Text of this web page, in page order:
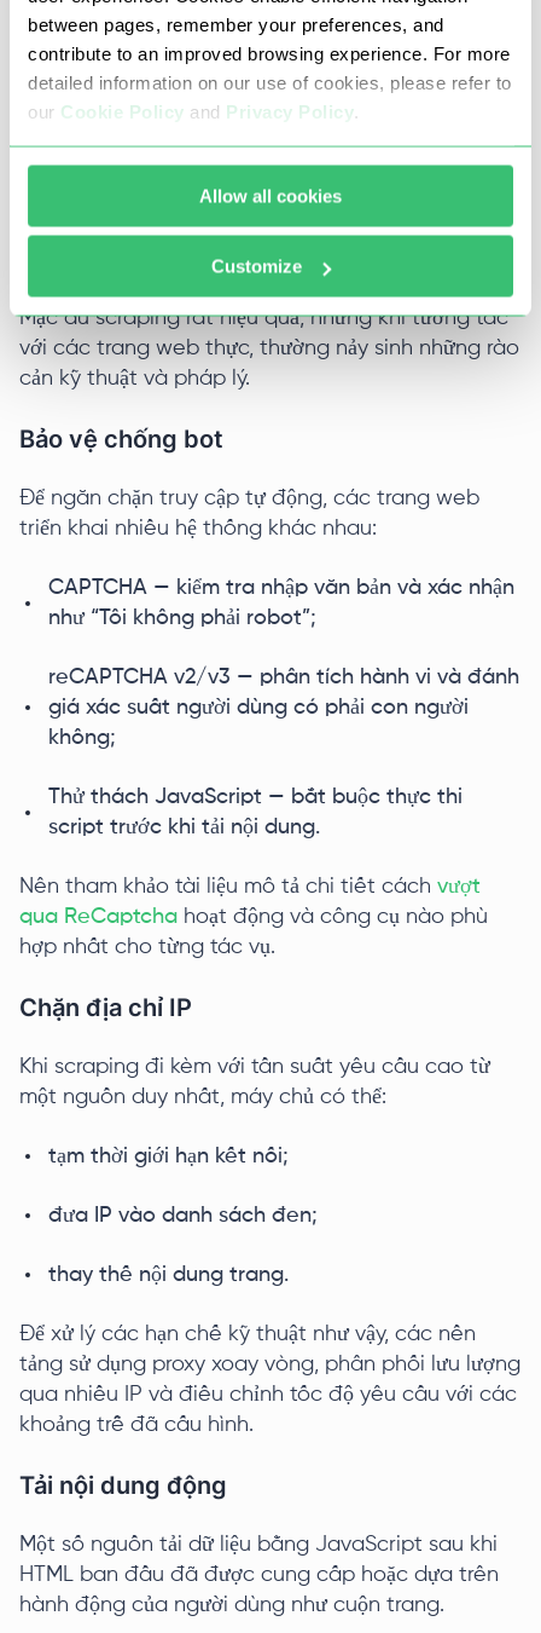
between pages, remember your preferences, and
contribute to an improved browsing experience. For more
detailed information on our use of cookies, please refer to
our Cookie Policy and Privacy Policy.
Allow all cookies
Customize
DOM (Document Object Model) là cấu trúc của
một trang web được hình thành bởi trình duyệt từ
mã HTML. Nó biểu thị một cây trong đó mỗi phần
biệt có thể được thao tác bằng lập trình.
Thách thức khi sử dụng bot cho web
Mặc dù scraping rất hiệu quả, nhưng khi tương tác
với các trang web thực, thường nảy sinh những rào
cản kỹ thuật và pháp lý.
Bảo vệ chống bot
Để ngăn chặn truy cập tự động, các trang web
triển khai nhiều hệ thống khác nhau:
CAPTCHA — kiểm tra nhập văn bản và xác nhận
như “Tôi không phải robot”;
reCAPTCHA v2/v3 — phân tích hành vi và đánh
giá xác suất người dùng có phải con người
không;
Thử thách JavaScript — bắt buộc thực thi
script trước khi tải nội dung.
Nên tham khảo tài liệu mô tả chi tiết cách vượt
qua ReCaptcha hoạt động và công cụ nào phù
hợp nhất cho từng tác vụ.
Chặn địa chỉ IP
Khi scraping đi kèm với tần suất yêu cầu cao từ
một nguồn duy nhất, máy chủ có thể:
tạm thời giới hạn kết nối;
đưa IP vào danh sách đen;
thay thế nội dung trang.
Để xử lý các hạn chế kỹ thuật như vậy, các nền
tảng sử dụng proxy xoay vòng, phân phối lưu lượng
qua nhiều IP và điều chỉnh tốc độ yêu cầu với các
khoảng trễ đã cấu hình.
Tải nội dung động
Một số nguồn tải dữ liệu bằng JavaScript sau khi
HTML ban đầu đã được cung cấp hoặc dựa trên
hành động của người dùng như cuộn trang.